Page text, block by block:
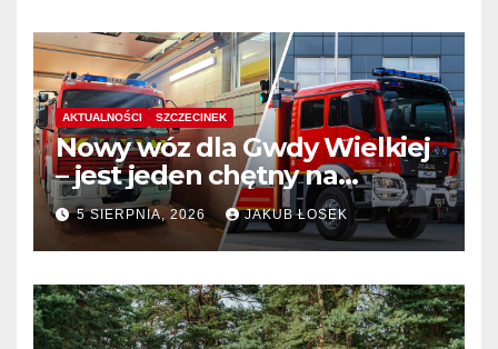
AKTUALNOŚCI SZCZECINEK
Nowy wóz dla Gwdy Wielkiej
– jest jeden chętny na
dostawę
5 SIERPNIA, 2026 JAKUB ŁOSEK